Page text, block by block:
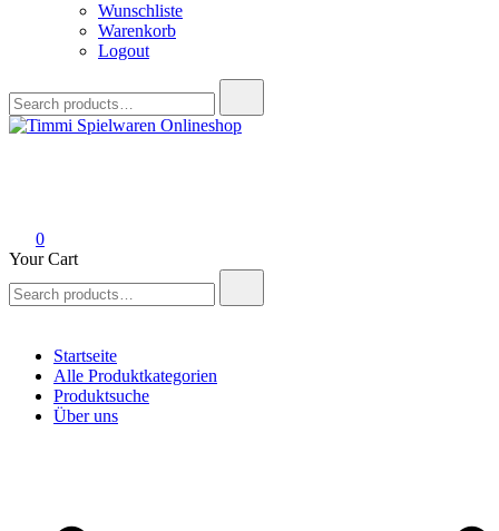
Wunschliste
Warenkorb
Logout
for:
0
Your Cart
for:
Startseite
Alle Produktkategorien
Produktsuche
Über uns